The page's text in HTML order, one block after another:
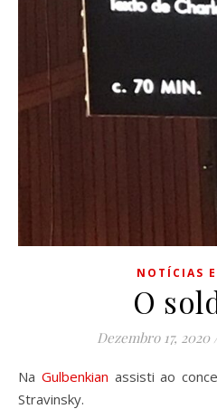
NOTÍCIAS
O
Dezembro 17, 2020
Na Gulbenkian assisti ao
Stravinsky.